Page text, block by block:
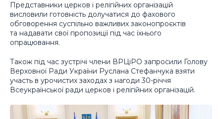
Представники церков і релігійних організацій
висловили готовність долучатися до фахового
обговорення суспільно важливих законопроєктів
та надавати свої пропозиції під час їхнього
опрацювання.
Також під час зустрічі члени ВРЦіРО запросили Голову
Верховної Ради України Руслана Стефанчука взяти
участь в урочистих заходах з нагоди 30-річчя
Всеукраїнської ради церков і релігійних організацій.